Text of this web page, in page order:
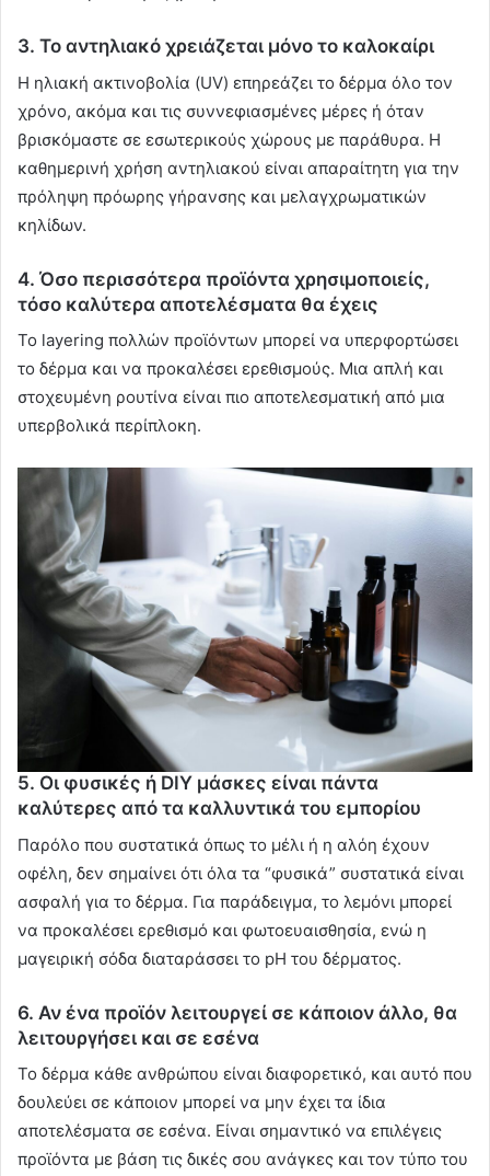
3. Το αντηλιακό χρειάζεται μόνο το καλοκαίρι
Η ηλιακή ακτινοβολία (UV) επηρεάζει το δέρμα όλο τον
χρόνο, ακόμα και τις συννεφιασμένες μέρες ή όταν
βρισκόμαστε σε εσωτερικούς χώρους με παράθυρα. Η
καθημερινή χρήση αντηλιακού είναι απαραίτητη για την
πρόληψη πρόωρης γήρανσης και μελαγχρωματικών
κηλίδων.
4. Όσο περισσότερα προϊόντα χρησιμοποιείς,
τόσο καλύτερα αποτελέσματα θα έχεις
Το layering πολλών προϊόντων μπορεί να υπερφορτώσει
το δέρμα και να προκαλέσει ερεθισμούς. Μια απλή και
στοχευμένη ρουτίνα είναι πιο αποτελεσματική από μια
υπερβολικά περίπλοκη.
5. Οι φυσικές ή DIY μάσκες είναι πάντα
καλύτερες από τα καλλυντικά του εμπορίου
Παρόλο που συστατικά όπως το μέλι ή η αλόη έχουν
οφέλη, δεν σημαίνει ότι όλα τα “φυσικά” συστατικά είναι
ασφαλή για το δέρμα. Για παράδειγμα, το λεμόνι μπορεί
να προκαλέσει ερεθισμό και φωτοευαισθησία, ενώ η
μαγειρική σόδα διαταράσσει το pH του δέρματος.
6. Αν ένα προϊόν λειτουργεί σε κάποιον άλλο, θα
λειτουργήσει και σε εσένα
Το δέρμα κάθε ανθρώπου είναι διαφορετικό, και αυτό που
δουλεύει σε κάποιον μπορεί να μην έχει τα ίδια
αποτελέσματα σε εσένα. Είναι σημαντικό να επιλέγεις
προϊόντα με βάση τις δικές σου ανάγκες και τον τύπο του